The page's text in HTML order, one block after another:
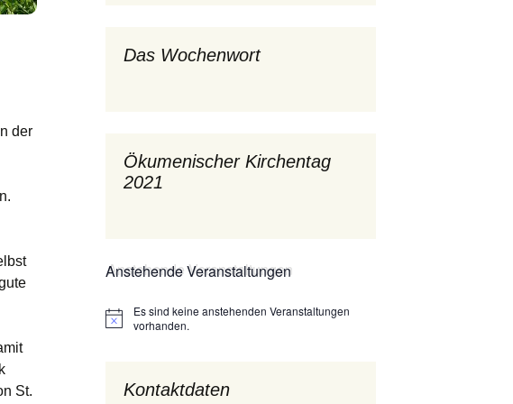
Limburg
Luther-trifft-Franziskus
(ext. Link)
Zukunftswerkstatt –
der
St.
Das Wochenwort
Ökumenischer Kirchentag
2021
Anstehende Veranstaltungen
Hinweis
Es sind keine anstehenden Veranstaltungen
vorhanden.
Kontaktdaten